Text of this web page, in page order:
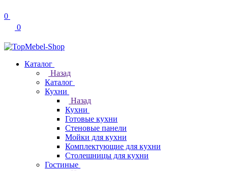
0
0
Каталог
Назад
Каталог
Кухни
Назад
Кухни
Готовые кухни
Стеновые панели
Мойки для кухни
Комплектующие для кухни
Столешницы для кухни
Гостиные